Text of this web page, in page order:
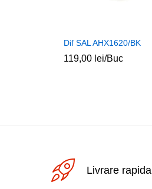
Dif SAL AHX1620/BK
119,00 lei/Buc
Livrare rapida